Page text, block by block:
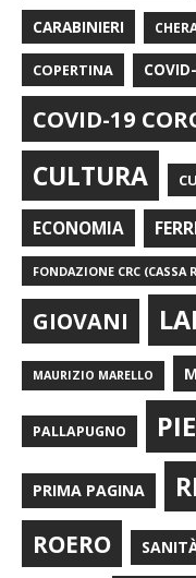
CARABINIERI
COPERTINA
COVID-19
CULTURA
ECONOMIA
FONDAZIONE CRC (CASSA
GIOVANI
MAURIZIO MARELLO
PALLAPUGNO
PRIMA PAGINA
ROERO